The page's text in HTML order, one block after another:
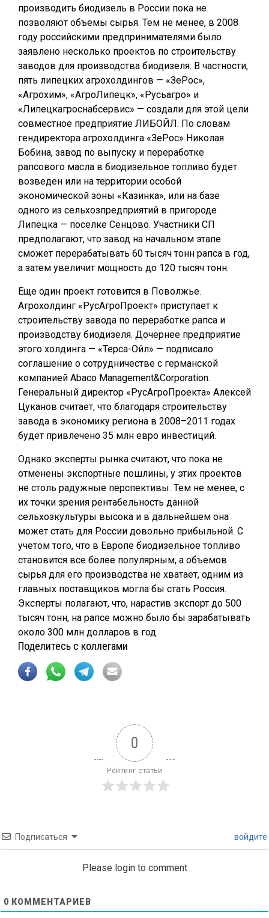
производить биодизель в России пока не
позволяют объемы сырья. Тем не менее, в 2008
году российскими предпринимателями было
заявлено несколько проектов по строительству
заводов для производства биодизеля. В частности,
пять липецких агрохолдингов — «ЗеРос»,
«Агрохим», «АгроЛипецк», «Русьагро» и
«Липецкагроснабсервис» — создали для этой цели
совместное предприятие ЛИБОЙЛ. По словам
гендиректора агрохолдинга «ЗеРос» Николая
Бобина, завод по выпуску и переработке
рапсового масла в биодизельное топливо будет
возведен или на территории особой
экономической зоны «Казинка», или на базе
одного из сельхозпредприятий в пригороде
Липецка — поселке Сенцово. Участники СП
предполагают, что завод на начальном этапе
сможет перерабатывать 60 тысяч тонн рапса в год,
а затем увеличит мощность до 120 тысяч тонн.
Еще один проект готовится в Поволжье.
Агрохолдинг «РусАгроПроект» приступает к
строительству завода по переработке рапса и
производству биодизеля. Дочернее предприятие
этого холдинга — «Терса-Ойл» — подписало
соглашение о сотрудничестве с германской
компанией Аbасо Management&Corporation.
Генеральный директор «РусАгроПроекта» Алексей
Цуканов считает, что благодаря строительству
завода в экономику региона в 2008–2011 годах
будет привлечено 35 млн евро инвестиций.
Однако эксперты рынка считают, что пока не
отменены экспортные пошлины, у этих проектов
не столь радужные перспективы. Тем не менее, с
их точки зрения рентабельность данной
сельхозкультуры высока и в дальнейшем она
может стать для России довольно прибыльной. С
учетом того, что в Европе биодизельное топливо
становится все более популярным, а объемов
сырья для его производства не хватает, одним из
главных поставщиков могла бы стать Россия.
Эксперты полагают, что, нарастив экспорт до 500
тысяч тонн, на рапсе можно было бы зарабатывать
около 300 млн долларов в год.
Поделитесь с коллегами
0
Рейтинг статьи
Подписаться войдите
Please login to comment
0 КОММЕНТАРИЕВ